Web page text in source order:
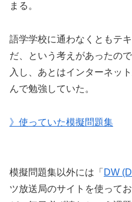
まる。
語学学校に通わなくともテ
だ、という考えがあったの
入し、あとはインターネッ
んで勉強していた。
》使っていた模擬問題集
模擬問題集以外には「 DW
ツ放送局のサイトを使って